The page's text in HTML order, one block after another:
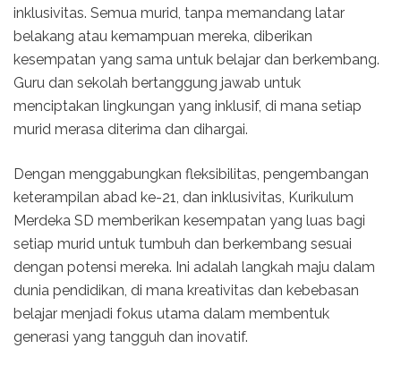
inklusivitas. Semua murid, tanpa memandang latar
belakang atau kemampuan mereka, diberikan
kesempatan yang sama untuk belajar dan berkembang.
Guru dan sekolah bertanggung jawab untuk
menciptakan lingkungan yang inklusif, di mana setiap
murid merasa diterima dan dihargai.
Dengan menggabungkan fleksibilitas, pengembangan
keterampilan abad ke-21, dan inklusivitas, Kurikulum
Merdeka SD memberikan kesempatan yang luas bagi
setiap murid untuk tumbuh dan berkembang sesuai
dengan potensi mereka. Ini adalah langkah maju dalam
dunia pendidikan, di mana kreativitas dan kebebasan
belajar menjadi fokus utama dalam membentuk
generasi yang tangguh dan inovatif.